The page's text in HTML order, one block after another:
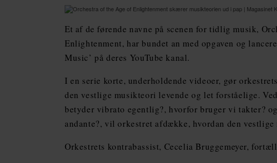
Et af de førende navne på scenen for tidlig musik,
Enlightenment, har bundet an med opgaven og
Music’ på deres YouTube kanal.
I en serie korte, underholdende videoer, gør
den vestlige musikteori levende og let forståelige.
betyder vibrato egentlig?, hvorfor bruger vi takter?
andante?, vil orkestret afdække, hvordan den
Orkestrets kontrabassist, Cecelia Bruggemeyer,